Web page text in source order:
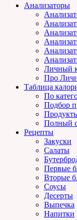
Анализаторы
Личный
Про
Таблица
По
Подбор
Полный
Рецепты
Закуски
Салаты
Первые
Вторые
Соусы
Десерты
Выпечка
Напитки